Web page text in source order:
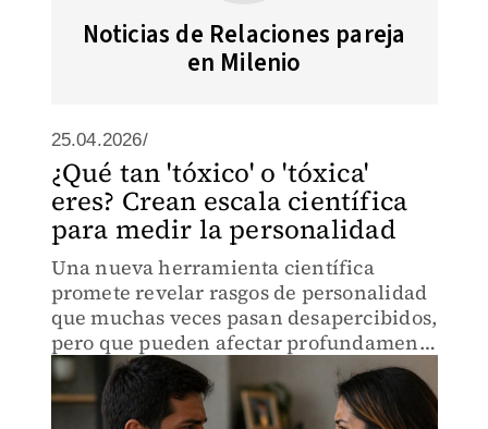
Noticias de Relaciones pareja
en Milenio
25.04.2026/
¿Qué tan 'tóxico' o 'tóxica'
eres? Crean escala científica
para medir la personalidad
Una nueva herramienta científica
promete revelar rasgos de personalidad
que muchas veces pasan desapercibidos,
pero que pueden afectar profundamente
tus relaciones sin que lo notes.